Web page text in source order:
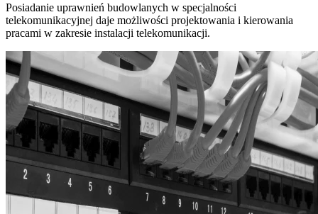
Posiadanie uprawnień budowlanych w specjalności
telekomunikacyjnej daje możliwości projektowania i kierowania
pracami w zakresie instalacji telekomunikacji.